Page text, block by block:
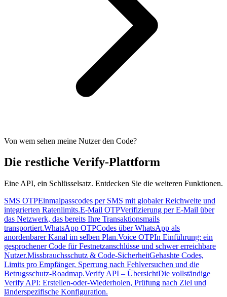
Von wem sehen meine Nutzer den Code?
Die restliche Verify-Plattform
Eine API, ein Schlüsselsatz. Entdecken Sie die weiteren Funktionen.
SMS OTPEinmalpasscodes per SMS mit globaler Reichweite und
integrierten Ratenlimits.E-Mail OTPVerifizierung per E-Mail über
das Netzwerk, das bereits Ihre Transaktionsmails
transportiert.WhatsApp OTPCodes über WhatsApp als
anordenbarer Kanal im selben Plan.Voice OTPIn Einführung: ein
gesprochener Code für Festnetzanschlüsse und schwer erreichbare
Nutzer.Missbrauchsschutz & Code-SicherheitGehashte Codes,
Limits pro Empfänger, Sperrung nach Fehlversuchen und die
Betrugsschutz-Roadmap.Verify API – ÜbersichtDie vollständige
Verify API: Erstellen-oder-Wiederholen, Prüfung nach Ziel und
länderspezifische Konfiguration.